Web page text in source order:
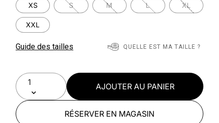
XS S M L XL
XXL
Guide des tailles QUELLE EST MA TAILLE ?
AJOUTER AU PANIER
RÉSERVER EN MAGASIN